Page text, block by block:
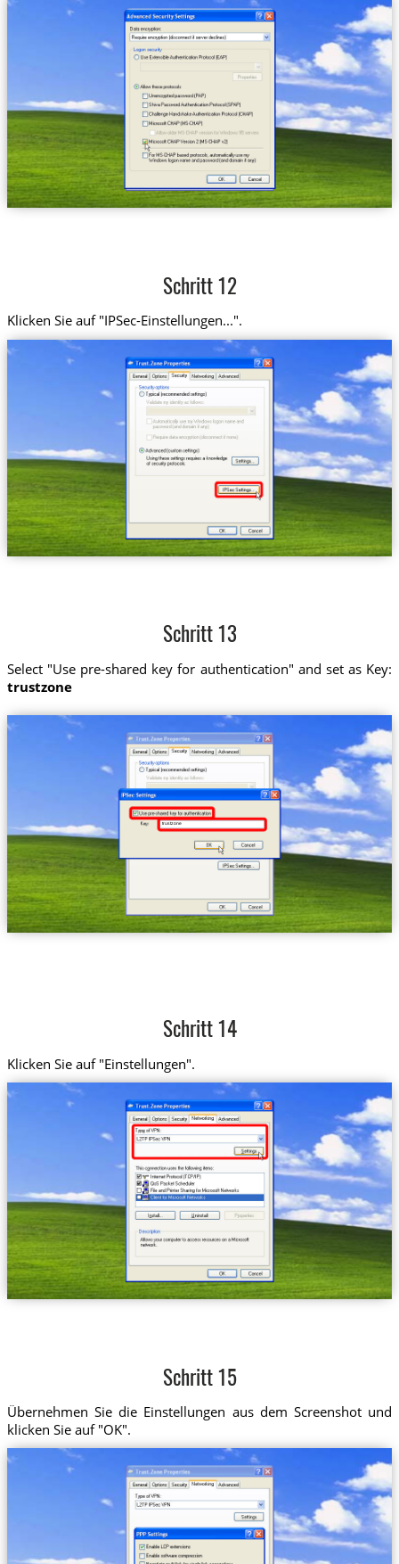
Schritt 12
Klicken Sie auf "IPSec-Einstellungen...".
Schritt 13
Select "Use pre-shared key for authentication" and set as Key:
trustzone
trustzone
Schritt 14
Klicken Sie auf "Einstellungen".
Schritt 15
Übernehmen Sie die Einstellungen aus dem Screenshot und
klicken Sie auf "OK".